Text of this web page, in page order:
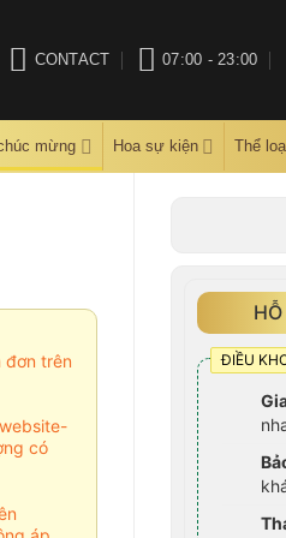
CONTACT 07:00 - 23:00
mừng Hoa sự kiện Thể
ĐIỀU
đơn trên
có